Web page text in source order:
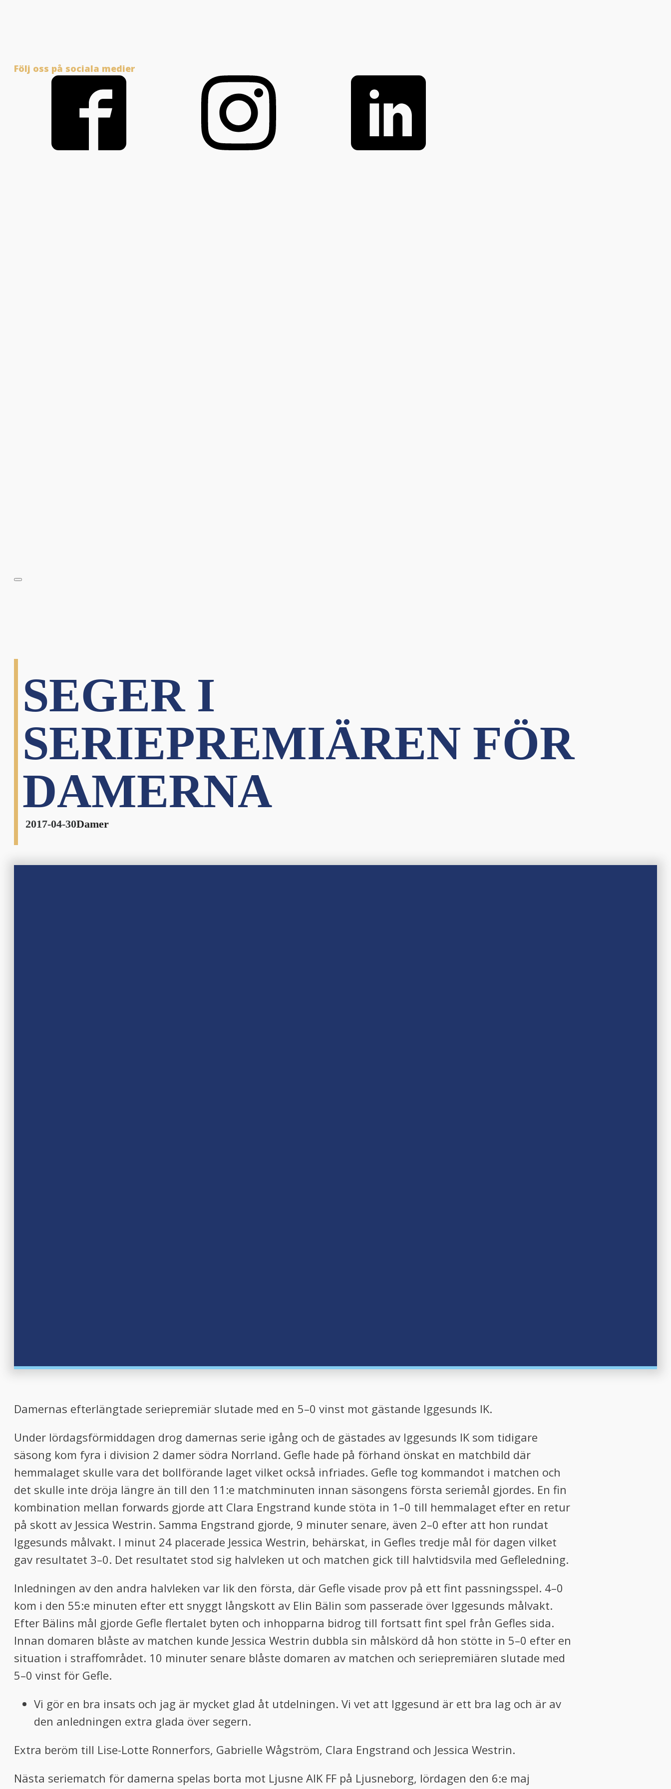
Följ oss på sociala medier
SEGER I
SERIEPREMIÄREN FÖR
DAMERNA
2017-04-30Damer
Damernas efterlängtade seriepremiär slutade med en 5–0 vinst mot gästande Iggesunds IK.
Under lördagsförmiddagen drog damernas serie igång och de gästades av Iggesunds IK som tidigare
säsong kom fyra i division 2 damer södra Norrland. Gefle hade på förhand önskat en matchbild där
hemmalaget skulle vara det bollförande laget vilket också infriades. Gefle tog kommandot i matchen och
det skulle inte dröja längre än till den 11:e matchminuten innan säsongens första seriemål gjordes. En fin
kombination mellan forwards gjorde att Clara Engstrand kunde stöta in 1–0 till hemmalaget efter en retur
på skott av Jessica Westrin. Samma Engstrand gjorde, 9 minuter senare, även 2–0 efter att hon rundat
Iggesunds målvakt. I minut 24 placerade Jessica Westrin, behärskat, in Gefles tredje mål för dagen vilket
gav resultatet 3–0. Det resultatet stod sig halvleken ut och matchen gick till halvtidsvila med Gefleledning.
Inledningen av den andra halvleken var lik den första, där Gefle visade prov på ett fint passningsspel. 4–0
kom i den 55:e minuten efter ett snyggt långskott av Elin Bälin som passerade över Iggesunds målvakt.
Efter Bälins mål gjorde Gefle flertalet byten och inhopparna bidrog till fortsatt fint spel från Gefles sida.
Innan domaren blåste av matchen kunde Jessica Westrin dubbla sin målskörd då hon stötte in 5–0 efter en
situation i straffområdet. 10 minuter senare blåste domaren av matchen och seriepremiären slutade med
5–0 vinst för Gefle.
Vi gör en bra insats och jag är mycket glad åt utdelningen. Vi vet att Iggesund är ett bra lag och är av
den anledningen extra glada över segern.
Extra beröm till Lise-Lotte Ronnerfors, Gabrielle Wågström, Clara Engstrand och Jessica Westrin.
Nästa seriematch för damerna spelas borta mot Ljusne AIK FF på Ljusneborg, lördagen den 6:e maj